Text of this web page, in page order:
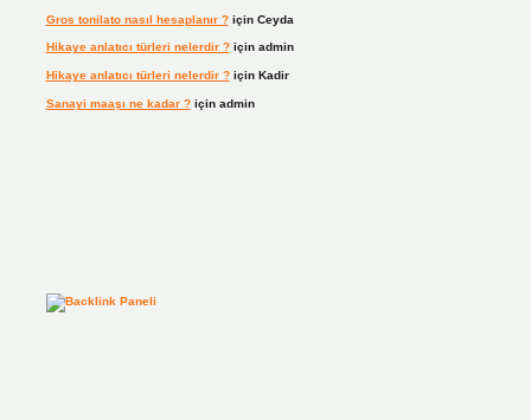
Gros tonilato nasıl hesaplanır ?için Ceyda
Hikaye anlatıcı türleri nelerdir ?için admin
Hikaye anlatıcı türleri nelerdir ?için Kadir
Sanayi maaşı ne kadar ?için admin